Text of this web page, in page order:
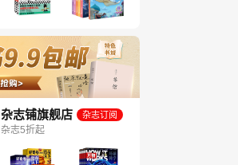
杂志铺旗舰店 杂志订阅
杂志5折起